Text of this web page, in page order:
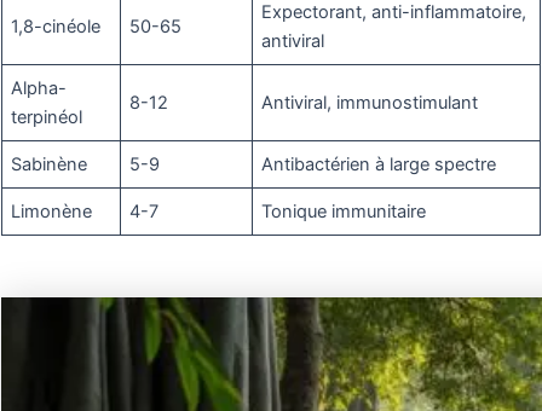
1,8-cinéole 50-65
Expectorant, anti-inflammatoire,
antiviral
Alpha-
terpinéol
8-12 Antiviral, immunostimulant
Sabinène 5-9 Antibactérien à large spectre
Limonène 4-7 Tonique immunitaire